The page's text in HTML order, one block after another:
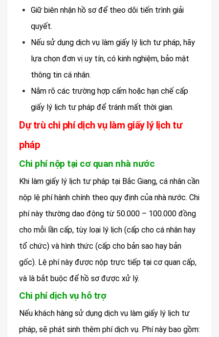
Giữ biên nhận hồ sơ để theo dõi tiến trình giải
quyết.
Nếu sử dụng dịch vụ làm giấy lý lịch tư pháp, hãy
lựa chọn đơn vị uy tín, có kinh nghiệm, bảo mật
thông tin cá nhân.
Nắm rõ các trường hợp cấm hoặc hạn chế cấp
giấy lý lịch tư pháp để tránh mất thời gian.
Dự trù chi phí dịch vụ làm giấy lý lịch tư
pháp
Chi phí nộp tại cơ quan nhà nước
Khi làm giấy lý lịch tư pháp tại Bắc Giang, cá nhân cần
nộp lệ phí hành chính theo quy định của nhà nước. Chi
phí này thường dao động từ 50.000 – 100.000 đồng
cho mỗi lần cấp, tùy loại lý lịch (cấp cho cá nhân hay
tổ chức) và hình thức (cấp cho bản sao hay bản
gốc). Lệ phí này được nộp trực tiếp tại cơ quan cấp,
và là bắt buộc để hồ sơ được xử lý.
Chi phí dịch vụ hỗ trợ
Nếu khách hàng sử dụng dịch vụ làm giấy lý lịch tư
pháp, sẽ phát sinh thêm phí dịch vụ. Phí này bao gồm: